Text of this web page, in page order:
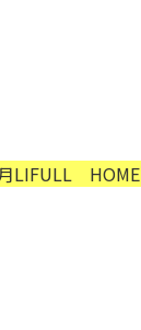
LIFULL